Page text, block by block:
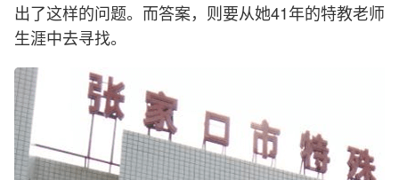
出了这样的问题。而答案，则要从她41年的特教老师
生涯中去寻找。